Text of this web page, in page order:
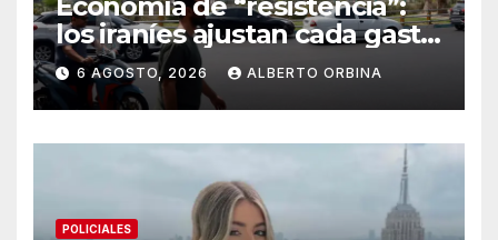
los iraníes ajustan cada gasto
para sobrevivir tras cinco
meses de guerra contra
Estados Unidos e Israel
6 AGOSTO, 2026 ALBERTO ORBINA
POLICIALES